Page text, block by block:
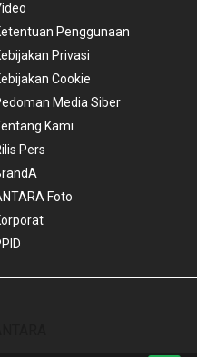
Penggunaan
Privasi
Cookie
Media Siber
Kami
Pers
Foto